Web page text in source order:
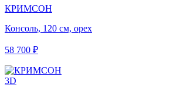
КРИМСОН
Консоль, 120 см, орех
58 700 ₽
3D